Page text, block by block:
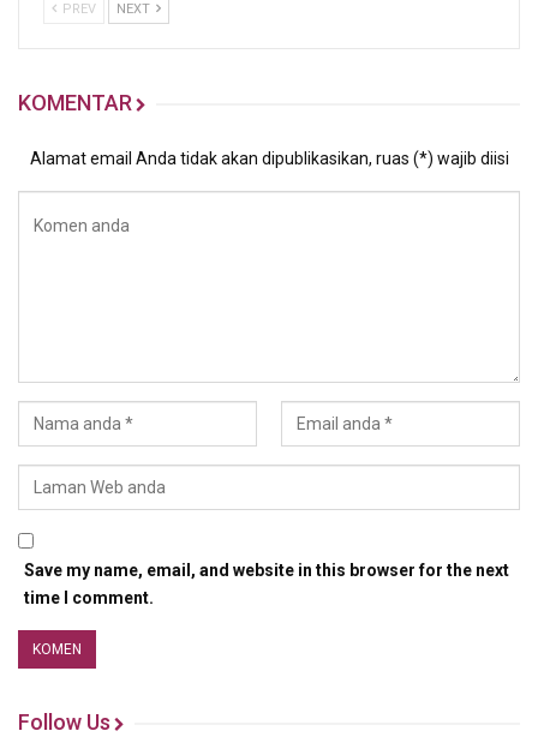
PREV NEXT
KOMENTAR
Alamat email Anda tidak akan dipublikasikan, ruas (*) wajib diisi
Save my name, email, and website in this browser for the next
time I comment.
Follow Us